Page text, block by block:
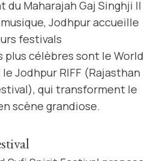
du Maharajah Gaj Singhji II
Jodhpur accueille
festivals
plus célèbres sont le World
Jodhpur RIFF (Rajasthan
qui transforment le
scène grandiose.